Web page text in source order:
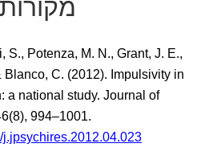
S., Potenza, M. N., Grant, J. E.,
Blanco, C. (2012). Impulsivity in
a national study. Journal of
994–1001.
j.jpsychires.2012.04.023